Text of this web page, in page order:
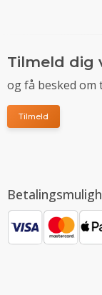
Tilmeld dig
og få besked
Tilmeld